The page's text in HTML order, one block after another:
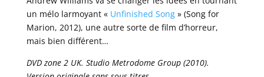
un mélo larmoyant « Unfinished Song» (Song for
Marion, 2012), une autre sorte de film d’horreur,
mais bien différent…
DVD zone 2 UK. Studio Metrodome Group (2010).